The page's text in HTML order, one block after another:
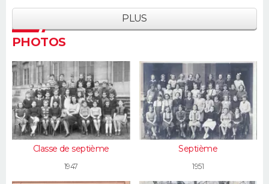
PLUS
PHOTOS
Classe de septième
1947
Septième
1951